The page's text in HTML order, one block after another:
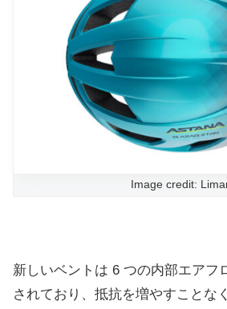
Image credit:
新しいベントは 6 つの内部エアフ
されており、抵抗を増やすことな